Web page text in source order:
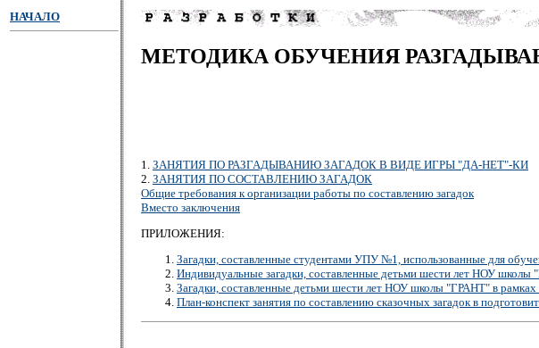
НАЧАЛО
МЕТОДИКА ОБУЧЕНИЯ
1. ЗАНЯТИЯ ПО РАЗГАДЫВАНИЮ ЗАГАДОК В ВИДЕ ИГРЫ "ДА-НЕТ"-КИ
2. ЗАНЯТИЯ ПО СОСТАВЛЕНИЮ ЗАГАДОК
Общие требования к организации работы по составлению загадок
Вместо заключения
ПРИЛОЖЕНИЯ:
Загадки, составленные студентами УПУ №1, использованные для
Индивидуальные загадки, составленные детьми шести лет НОУ школы
Загадки, составленные детьми шести лет НОУ школы "ГРАНТ" в
План-конспект занятия по составлению сказочных загадок в